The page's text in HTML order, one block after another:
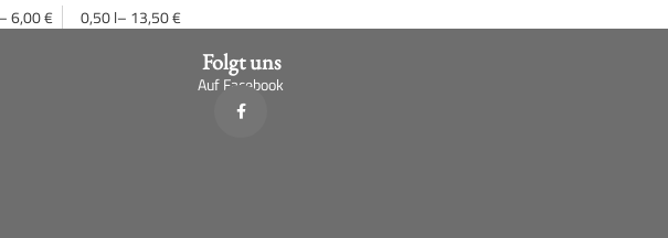
– 6,00 € 0,50 l– 13,50 €
Folgt uns
Auf Facebook